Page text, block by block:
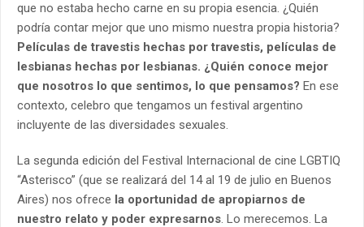
que no estaba hecho carne en su propia esencia. ¿Quién
podría contar mejor que uno mismo nuestra propia historia?
Películas de travestis hechas por travestis, películas de
lesbianas hechas por lesbianas. ¿Quién conoce mejor
que nosotros lo que sentimos, lo que pensamos? En ese
contexto, celebro que tengamos un festival argentino
incluyente de las diversidades sexuales.
La segunda edición del Festival Internacional de cine LGBTIQ
“Asterisco” (que se realizará del 14 al 19 de julio en Buenos
Aires) nos ofrece la oportunidad de apropiarnos de
nuestro relato y poder expresarnos. Lo merecemos. La